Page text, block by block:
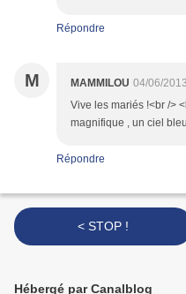
Répondre
M MAMMILOU 04/06/
Vive les mariés !<br />
magnifique , un ciel
Répondre
< STOP !
Hébergé par Canalblog